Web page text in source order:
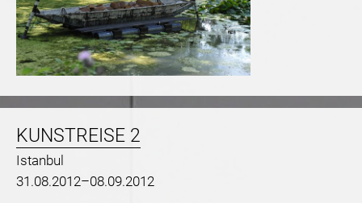
KUNSTREISE 2
Istanbul
31.08.2012–08.09.2012